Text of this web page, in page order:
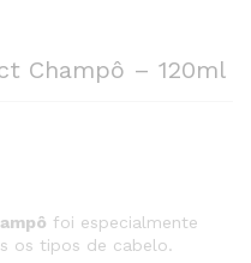
Champô – 120ml
foi especialmente
os tipos de cabelo.